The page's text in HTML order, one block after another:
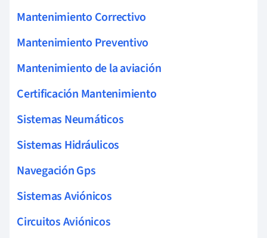
Mantenimiento Correctivo
Mantenimiento Preventivo
Mantenimiento de la aviación
Certificación Mantenimiento
Sistemas Neumáticos
Sistemas Hidráulicos
Navegación Gps
Sistemas Aviónicos
Circuitos Aviónicos